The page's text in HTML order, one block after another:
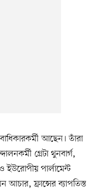
আছেন। তাঁরা
গ্রেটা থুনবার্গ,
ইউরোপীয় পার্লামেন্ট
আচার, ফ্রান্সের ব্যাপতিস্ত